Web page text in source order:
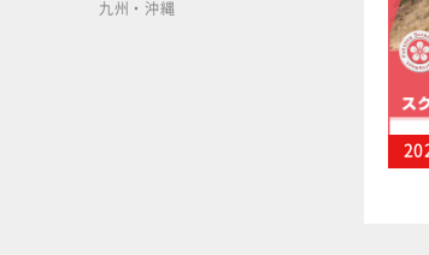
九州・沖縄